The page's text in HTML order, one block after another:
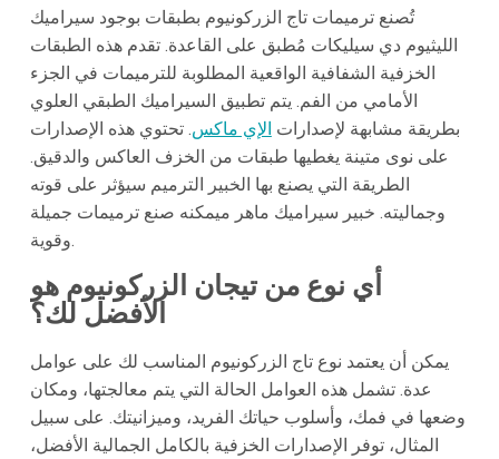
تُصنع ترميمات تاج الزركونيوم بطبقات بوجود سيراميك
الليثيوم دي سيليكات مُطبق على القاعدة. تقدم هذه الطبقات
الخزفية الشفافية الواقعية المطلوبة للترميمات في الجزء
الأمامي من الفم. يتم تطبيق السيراميك الطبقي العلوي
بطريقة مشابهة لإصدارات الإي ماكس. تحتوي هذه الإصدارات
على نوى متينة يغطيها طبقات من الخزف العاكس والدقيق.
الطريقة التي يصنع بها الخبير الترميم سيؤثر على قوته
وجماليته. خبير سيراميك ماهر میمكنه صنع ترميمات جميلة
وقوية.
أي نوع من تيجان الزركونيوم هو
الأفضل لك؟
يمكن أن يعتمد نوع تاج الزركونيوم المناسب لك على عوامل
عدة. تشمل هذه العوامل الحالة التي يتم معالجتها، ومكان
وضعها في فمك، وأسلوب حياتك الفريد، وميزانيتك. على سبيل
المثال، توفر الإصدارات الخزفية بالكامل الجمالية الأفضل،